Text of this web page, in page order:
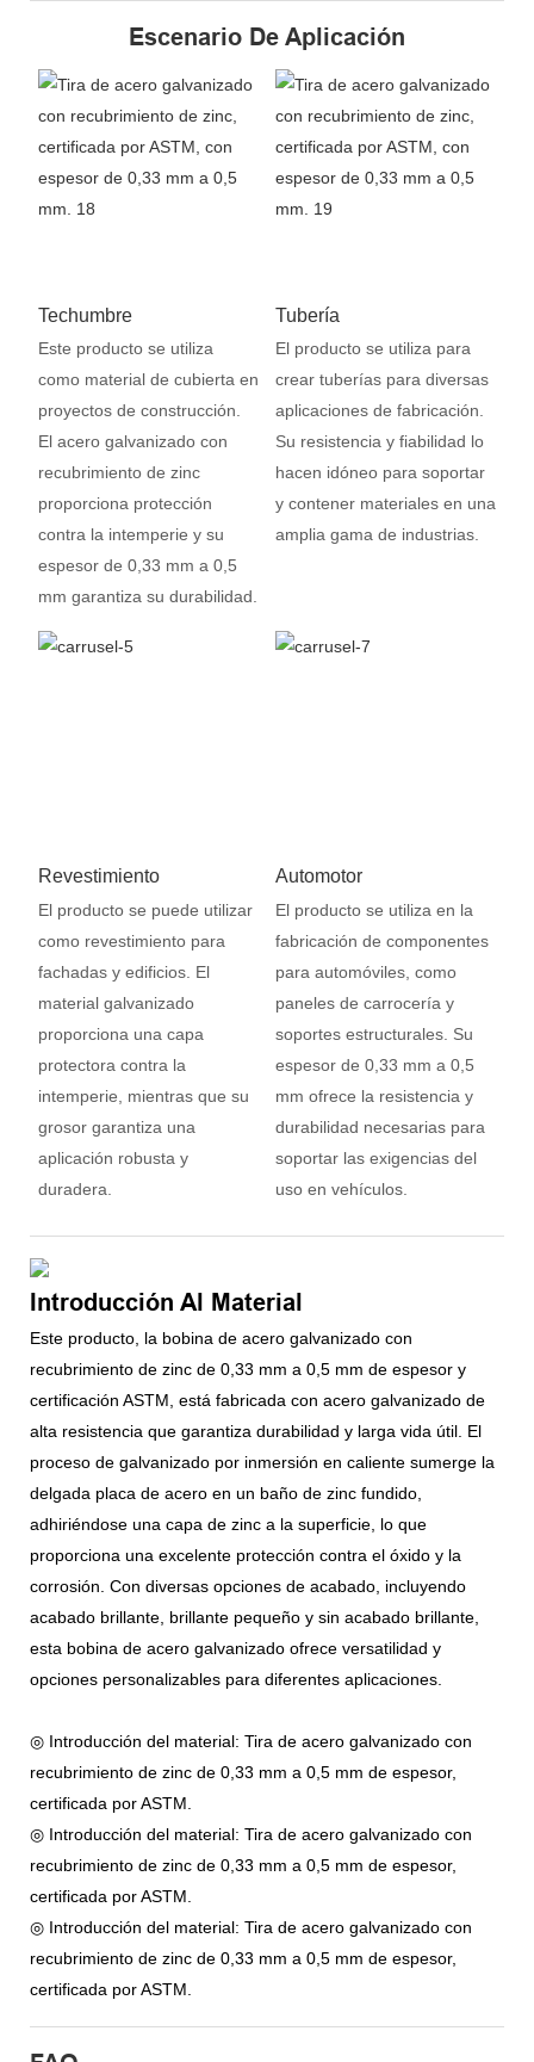
Escenario De Aplicación
Techumbre
Este producto se utiliza
como material de cubierta en
proyectos de construcción.
El acero galvanizado con
recubrimiento de zinc
proporciona protección
contra la intemperie y su
espesor de 0,33 mm a 0,5
mm garantiza su durabilidad.
Tubería
El producto se utiliza para
crear tuberías para diversas
aplicaciones de fabricación.
Su resistencia y fiabilidad lo
hacen idóneo para soportar
y contener materiales en una
amplia gama de industrias.
Revestimiento
El producto se puede utilizar
como revestimiento para
fachadas y edificios. El
material galvanizado
proporciona una capa
protectora contra la
intemperie, mientras que su
grosor garantiza una
aplicación robusta y
duradera.
Automotor
El producto se utiliza en la
fabricación de componentes
para automóviles, como
paneles de carrocería y
soportes estructurales. Su
espesor de 0,33 mm a 0,5
mm ofrece la resistencia y
durabilidad necesarias para
soportar las exigencias del
uso en vehículos.
Introducción Al Material
Este producto, la bobina de acero galvanizado con
recubrimiento de zinc de 0,33 mm a 0,5 mm de espesor y
certificación ASTM, está fabricada con acero galvanizado de
alta resistencia que garantiza durabilidad y larga vida útil. El
proceso de galvanizado por inmersión en caliente sumerge la
delgada placa de acero en un baño de zinc fundido,
adhiriéndose una capa de zinc a la superficie, lo que
proporciona una excelente protección contra el óxido y la
corrosión. Con diversas opciones de acabado, incluyendo
acabado brillante, brillante pequeño y sin acabado brillante,
esta bobina de acero galvanizado ofrece versatilidad y
opciones personalizables para diferentes aplicaciones.
◎ Introducción del material: Tira de acero galvanizado con
recubrimiento de zinc de 0,33 mm a 0,5 mm de espesor,
certificada por ASTM.
◎ Introducción del material: Tira de acero galvanizado con
recubrimiento de zinc de 0,33 mm a 0,5 mm de espesor,
certificada por ASTM.
◎ Introducción del material: Tira de acero galvanizado con
recubrimiento de zinc de 0,33 mm a 0,5 mm de espesor,
certificada por ASTM.